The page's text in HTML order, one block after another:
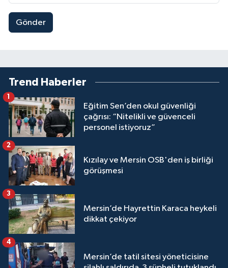
Gönder
Trend Haberler
Eğitim Sen’den okul güvenliği
çağrısı: “Nitelikli ve güvenceli
personel istiyoruz”
1
Kızılay ve Mersin OSB'den iş birliği
görüşmesi
2
Mersin’de Hayrettin Karaca heykeli
dikkat çekiyor
3
Mersin’de tatil sitesi yöneticisine
4